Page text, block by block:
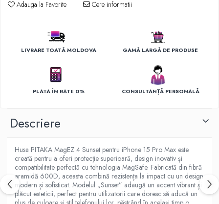
Adauga la Favorite Cere informatii
LIVRARE TOATĂ MOLDOVA GAMĂ LARGĂ DE PRODUSE
PLATA ÎN RATE 0% CONSULTANȚĂ PERSONALĂ
Descriere
Husa PITAKA MagEZ 4 Sunset pentru iPhone 15 Pro Max este
creată pentru a oferi protecție superioară, design inovativ și
compatibilitate perfectă cu tehnologia MagSafe. Fabricată din fibră
aramidă 600D, aceasta combină rezistența la impact cu un design
modern și sofisticat. Modelul „Sunset” adaugă un accent vibrant și
plăcut esteticii, perfect pentru utilizatorii care doresc să aducă un